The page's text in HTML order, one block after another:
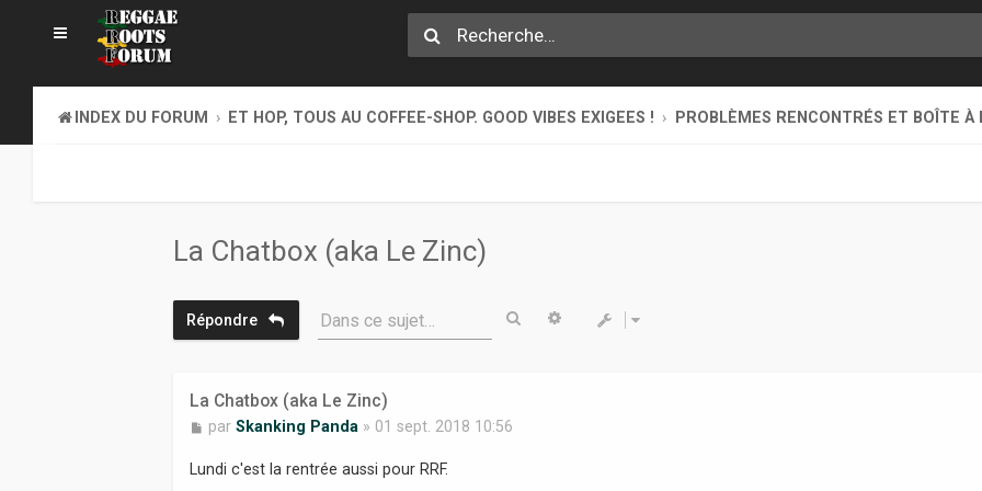
INDEX DU FORUM ET HOP, TOUS AU COFFEE-SHOP. GOOD VIBES EXIGEES ! PROBLÈMES RENCONTRÉS ET BOÎTE À
La Chatbox (aka Le Zinc)
Répondre Dans ce sujet… RechercherRecherche avancée
La Chatbox (aka Le Zinc)
M
s
parSkanking Panda » 01 sept. 2018 10:56
Lundi c'est la rentrée aussi pour RRF.